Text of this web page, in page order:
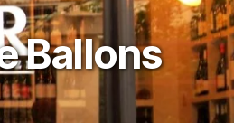
Ballons